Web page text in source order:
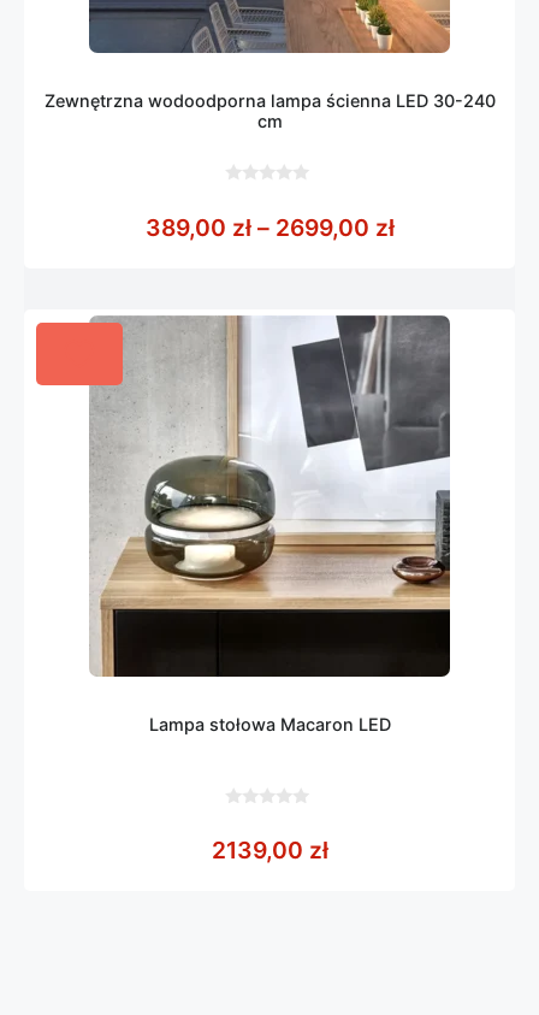
Zewnętrzna wodoodporna lampa ścienna LED 30-240
cm
5
389,00 zł – 2699,00 złZakres cen:
Lampa stołowa Macaron LED
5
2139,00 zł